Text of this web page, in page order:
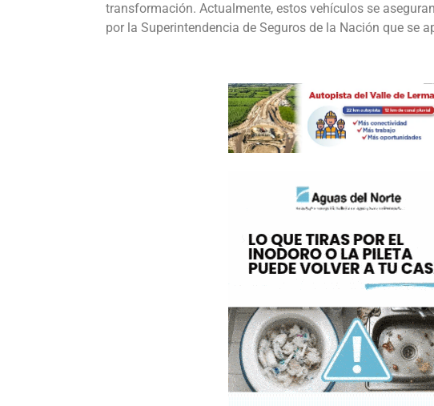
transformación. Actualmente, estos vehículos se
por la Superintendencia de Seguros de la Nación que se